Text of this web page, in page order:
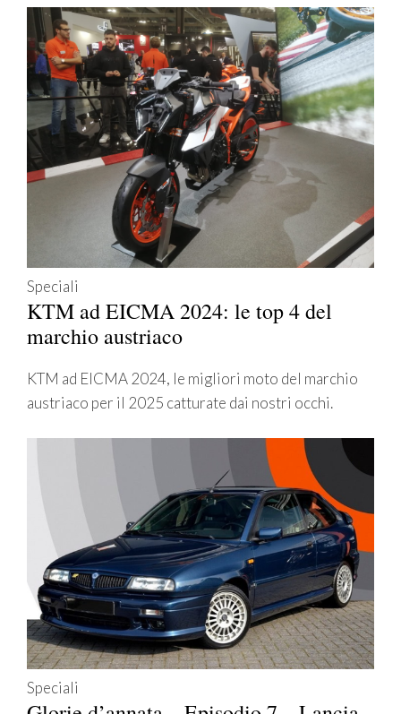
Speciali
KTM ad EICMA 2024: le top 4 del
marchio austriaco
KTM ad EICMA 2024, le migliori moto del marchio
austriaco per il 2025 catturate dai nostri occhi.
Speciali